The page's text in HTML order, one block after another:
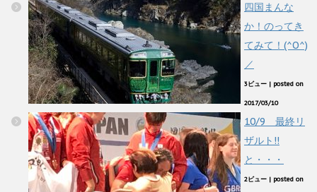
四国まんな
か！のってき
てみて！(^O^)
／
3ビュー | posted on
2017/03/10
10/9 最終リ
ザルト!!
と・・・
2ビュー | posted on